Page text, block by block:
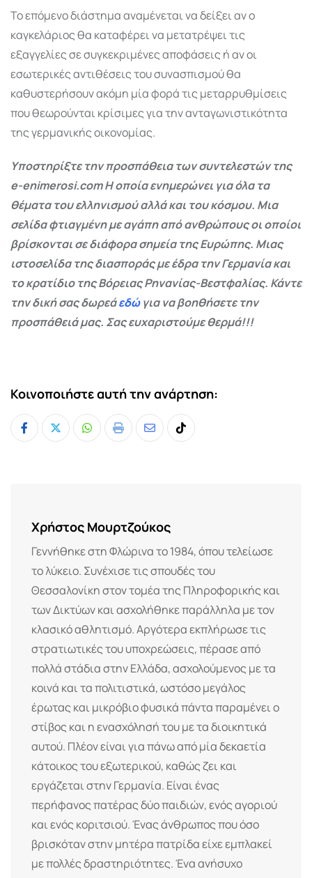
Το επόμενο διάστημα αναμένεται να δείξει αν ο
καγκελάριος θα καταφέρει να μετατρέψει τις
εξαγγελίες σε συγκεκριμένες αποφάσεις ή αν οι
εσωτερικές αντιθέσεις του συνασπισμού θα
καθυστερήσουν ακόμη μία φορά τις μεταρρυθμίσεις
που θεωρούνται κρίσιμες για την ανταγωνιστικότητα
της γερμανικής οικονομίας.
Υποστηρίξτε την προσπάθεια των συντελεστών της
e-enimerosi.com Η οποία ενημερώνει για όλα τα
θέματα του ελληνισμού αλλά και του κόσμου. Μια
σελίδα φτιαγμένη με αγάπη από ανθρώπους οι οποίοι
βρίσκονται σε διάφορα σημεία της Ευρώπης. Μιας
ιστοσελίδα της διασποράς με έδρα την Γερμανία και
το κρατίδιο της Βόρειας Ρηνανίας-Βεστφαλίας. Κάντε
την δική σας δωρεάεδώγια να βοηθήσετε την
προσπάθειά μας. Σας ευχαριστούμε θερμά!!!
Κοινοποιήστε αυτή την ανάρτηση:
Whatsapp
Print
ShareTiktok
Χρήστος Μουρτζούκος
Γεννήθηκε στη Φλώρινα το 1984, όπου τελείωσε
το λύκειο. Συνέχισε τις σπουδές του
Θεσσαλονίκη στον τομέα της Πληροφορικής και
των Δικτύων και ασχολήθηκε παράλληλα με τον
κλασικό αθλητισμό. Αργότερα εκπλήρωσε τις
στρατιωτικές του υποχρεώσεις, πέρασε από
πολλά στάδια στην Ελλάδα, ασχολούμενος με τα
κοινά και τα πολιτιστικά, ωστόσο μεγάλος
έρωτας και μικρόβιο φυσικά πάντα παραμένει ο
στίβος και η ενασχόλησή του με τα διοικητικά
αυτού. Πλέον είναι για πάνω από μία δεκαετία
κάτοικος του εξωτερικού, καθώς ζει και
εργάζεται στην Γερμανία. Είναι ένας
περήφανος πατέρας δύο παιδιών, ενός αγοριού
και ενός κοριτσιού. Ένας άνθρωπος που όσο
βρισκόταν στην μητέρα πατρίδα είχε εμπλακεί
με πολλές δραστηριότητες. Ένα ανήσυχο